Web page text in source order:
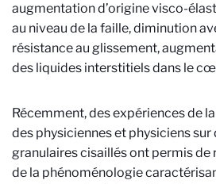
augmentation d’origine visco-
au niveau de la faille, diminution
résistance au glissement,
des liquides interstitiels dans le
Récemment, des expériences de
des physiciennes et physiciens sur
granulaires cisaillés ont permis de
de la phénoménologie